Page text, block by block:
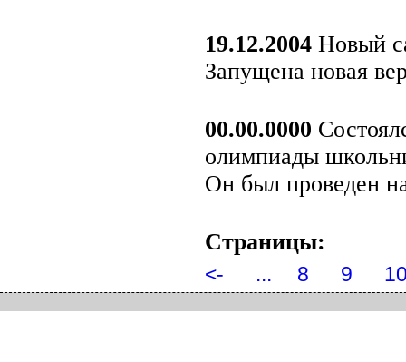
19.12.2004Новый
Запущена новая
00.00.0000
олимпиады
Он был проведен
Страницы:
<- ... 8 9